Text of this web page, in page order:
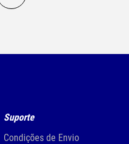
Suporte
Condições de Envio